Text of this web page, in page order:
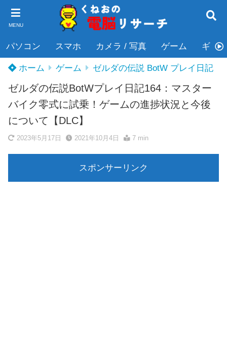
MENU
パソコン スマホ カメラ / 写真 ゲーム ギター
ホーム ゲーム ゼルダの伝説 BotW プレイ日記
ゼルダの伝説BotWプレイ日記164：マスター
バイク零式に試乗！ゲームの進捗状況と今後
について【DLC】
2023年5月17日 2021年10月4日 7 min
スポンサーリンク